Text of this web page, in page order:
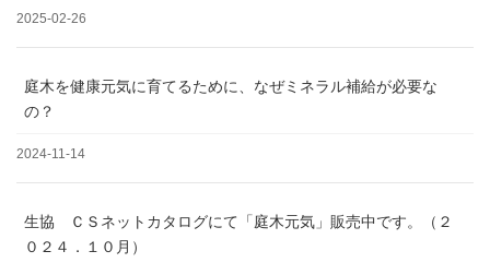
2025-02-26
庭木を健康元気に育てるために、なぜミネラル補給が必要な
の？
2024-11-14
生協 ＣＳネットカタログにて「庭木元気」販売中です。（２
０２４．１０月）